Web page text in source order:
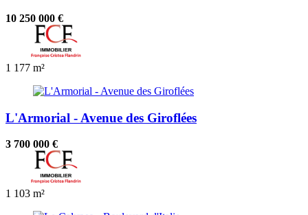
10 250 000 €
1 177 m²
L'Armorial - Avenue des Giroflées
3 700 000 €
1 103 m²